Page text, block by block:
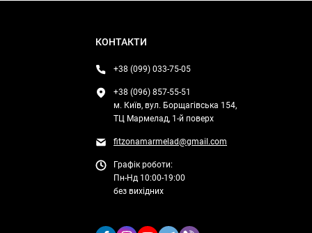
КОНТАКТИ
+38 (099) 033-75-05
+38 (096) 857-55-51
м. Київ, вул. Борщагівська 154,
ТЦ Мармелад, 1-й поверх
fitzonamarmelad@gmail.com
Графік роботи:
Пн-Нд 10:00-19:00
без вихідних